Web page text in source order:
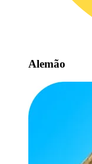
Alemão